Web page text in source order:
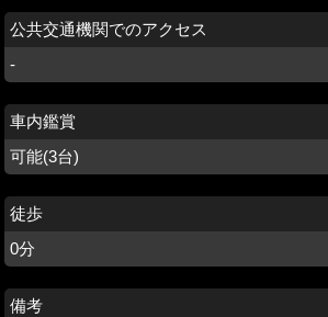
公共交通機関でのアクセス
-
車内鑑賞
可能(3台)
徒歩
0分
備考